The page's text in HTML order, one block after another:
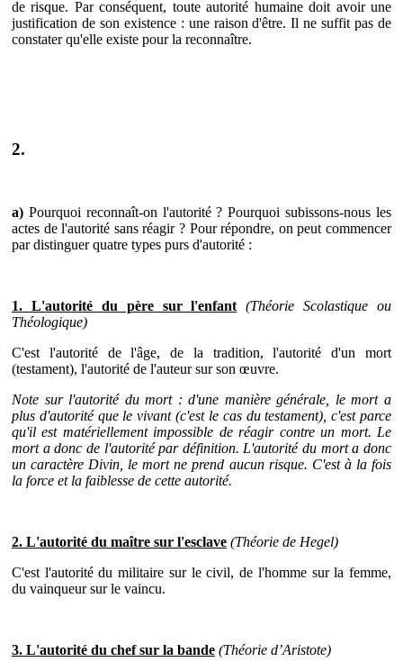
de risque. Par conséquent, toute autorité humaine doit avoir une
justification de son existence : une raison d'être. Il ne suffit pas de
constater qu'elle existe pour la reconnaître.
2.
a) Pourquoi reconnaît-on l'autorité ? Pourquoi subissons-nous les
actes de l'autorité sans réagir ? Pour répondre, on peut commencer
par distinguer quatre types purs d'autorité :
1. L'autorité du père sur l'enfant
(Théorie Scolastique ou
Théologique)
C'est l'autorité de l'âge, de la tradition, l'autorité d'un mort
(testament), l'autorité de l'auteur sur son œuvre.
Note sur l'autorité du mort: d'une manière générale, le mort a
plus d'autorité que le vivant (c'est le cas du testament), c'est parce
qu'il est matériellement impossible de réagir contre un mort. Le
mort a donc de l'autorité par définition. L'autorité du mort a donc
un caractère Divin, le mort ne prend aucun risque. C'est à la fois
la force et la faiblesse de cette autorité.
2. L'autorité du maître sur l'esclave (Théorie de Hegel)
C'est l'autorité du militaire sur le civil, de l'homme sur la femme,
du vainqueur sur le vaincu.
3. L'autorité du chef sur la bande (Théorie d’Aristote)